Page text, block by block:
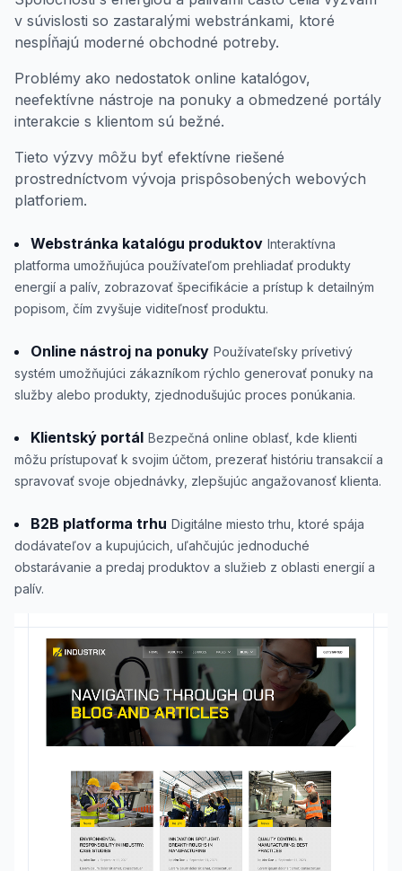
v súvislosti so zastaralými webstránkami, ktoré
nespĺňajú moderné obchodné potreby.
Problémy ako nedostatok online katalógov,
neefektívne nástroje na ponuky a obmedzené portály
interakcie s klientom sú bežné.
Tieto výzvy môžu byť efektívne riešené
prostredníctvom vývoja prispôsobených webových
platforiem.
Webstránka katalógu produktov Interaktívna
platforma umožňujúca používateľom prehliadať produkty
energií a palív, zobrazovať špecifikácie a prístup k detailným
popisom, čím zvyšuje viditeľnosť produktu.
Online nástroj na ponuky Používateľsky prívetivý
systém umožňujúci zákazníkom rýchlo generovať ponuky na
služby alebo produkty, zjednodušujúc proces ponúkania.
Klientský portál Bezpečná online oblasť, kde klienti
môžu prístupovať k svojim účtom, prezerať históriu transakcií a
spravovať svoje objednávky, zlepšujúc angažovanosť klienta.
B2B platforma trhu Digitálne miesto trhu, ktoré spája
dodávateľov a kupujúcich, uľahčujúc jednoduché
obstarávanie a predaj produktov a služieb z oblasti energií a
palív.